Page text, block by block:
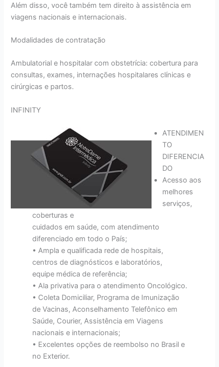
Além disso, você também tem direito à assistência em
viagens nacionais e internacionais.
Modalidades de contratação
Ambulatorial e hospitalar com obstetrícia: cobertura para
consultas, exames, internações hospitalares clínicas e
cirúrgicas e partos.
INFINITY
ATENDIMEN
TO
DIFERENCIA
DO
Acesso aos
melhores
serviços,
coberturas e
cuidados em saúde, com atendimento
diferenciado em todo o País;
• Ampla e qualificada rede de hospitais,
centros de diagnósticos e laboratórios,
equipe médica de referência;
• Ala privativa para o atendimento Oncológico.
• Coleta Domiciliar, Programa de Imunização
de Vacinas, Aconselhamento Telefônico em
Saúde, Courier, Assistência em Viagens
nacionais e internacionais;
• Excelentes opções de reembolso no Brasil e
no Exterior.